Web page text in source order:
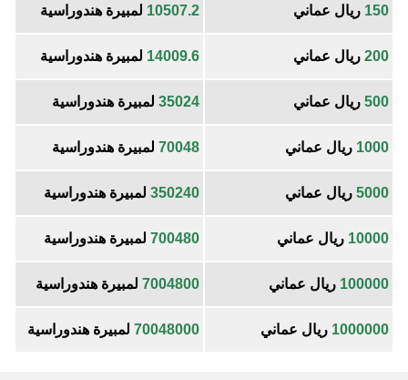
150 ريال عماني 10507.2 لمبيرة هندوراسية
200 ريال عماني 14009.6 لمبيرة هندوراسية
500 ريال عماني 35024 لمبيرة هندوراسية
1000 ريال عماني 70048 لمبيرة هندوراسية
5000 ريال عماني 350240 لمبيرة هندوراسية
10000 ريال عماني 700480 لمبيرة هندوراسية
100000 ريال عماني 7004800 لمبيرة هندوراسية
1000000 ريال عماني 70048000 لمبيرة هندوراسية